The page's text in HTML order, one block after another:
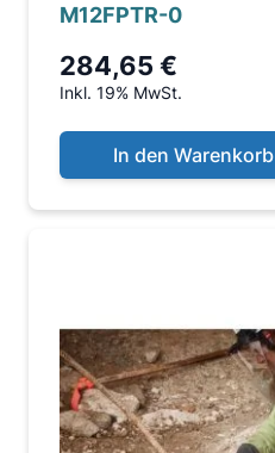
M12FPTR-0
284,65 €
Inkl. 19% MwSt.
In den Warenkorb